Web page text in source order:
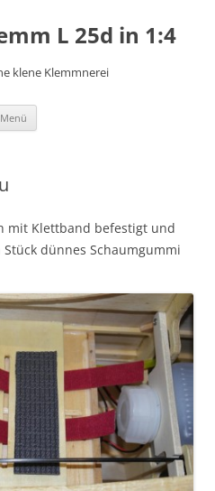
L 25d in 1:4
klene Klemmnerei
Menü
mit Klettband befestigt und
dünnes Schaumgummi